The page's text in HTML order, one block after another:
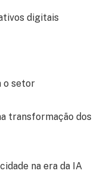
digitais
o setor
transformação dos
na era da IA